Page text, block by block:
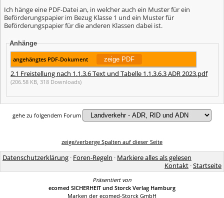
Ich hänge eine PDF-Datei an, in welcher auch ein Muster für ein
Beförderungspapier im Bezug Klasse 1 und ein Muster für
Beförderungspapier für die anderen Klassen dabei ist.
Anhänge
angehängtes PDF-Dokument
2.1 Freistellung nach 1.1.3.6 Text und Tabelle 1.1.3.6.3 ADR 2023.pdf
(206.58 KB, 318 Downloads)
gehe zu folgendem Forum
zeige/verberge Spalten auf dieser Seite
Datenschutzerklärung · Foren-Regeln · Markiere alles als gelesen
Kontakt ·Startseite
Präsentiert von
ecomed SICHERHEIT und Storck Verlag Hamburg
Marken der ecomed-Storck GmbH